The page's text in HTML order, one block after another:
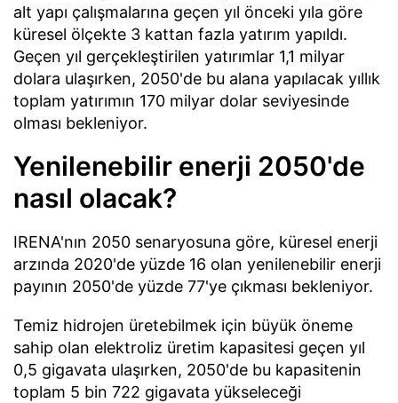
alt yapı çalışmalarına geçen yıl önceki yıla göre
küresel ölçekte 3 kattan fazla yatırım yapıldı.
Geçen yıl gerçekleştirilen yatırımlar 1,1 milyar
dolara ulaşırken, 2050'de bu alana yapılacak yıllık
toplam yatırımın 170 milyar dolar seviyesinde
olması bekleniyor.
Yenilenebilir enerji 2050'de
nasıl olacak?
IRENA'nın 2050 senaryosuna göre, küresel enerji
arzında 2020'de yüzde 16 olan yenilenebilir enerji
payının 2050'de yüzde 77'ye çıkması bekleniyor.
Temiz hidrojen üretebilmek için büyük öneme
sahip olan elektroliz üretim kapasitesi geçen yıl
0,5 gigavata ulaşırken, 2050'de bu kapasitenin
toplam 5 bin 722 gigavata yükseleceği